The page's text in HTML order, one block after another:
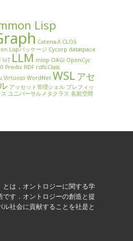
Lisp
Catena-X CLOS
Lispパッケージ Cycorp dataspace
IoT LLM mlisp OAGi OpenCyc
Predix RDF rdfs:Class
Virtuoso WordNet WSL アセ
アッセット管理シェル プレフィッ
ユニバーサルメタクラス 名前空間
とは，オントロジーに関する学
です．オントロジーの創造と提
社会に貢献することを社是と